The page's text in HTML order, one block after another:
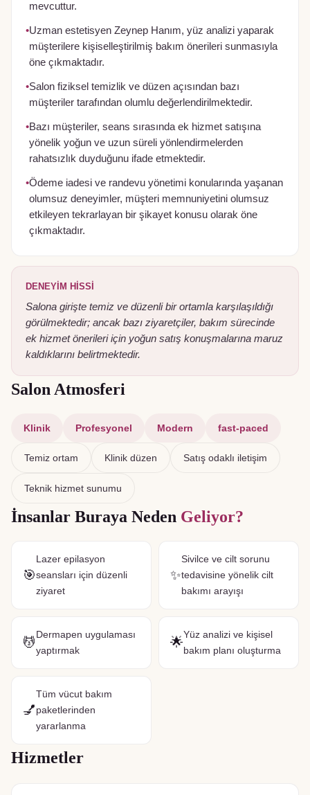
mevcuttur.
•Uzman estetisyen Zeynep Hanım, yüz analizi yaparak
müşterilere kişiselleştirilmiş bakım önerileri sunmasıyla
öne çıkmaktadır.
•Salon fiziksel temizlik ve düzen açısından bazı
müşteriler tarafından olumlu değerlendirilmektedir.
•Bazı müşteriler, seans sırasında ek hizmet satışına
yönelik yoğun ve uzun süreli yönlendirmelerden
rahatsızlık duyduğunu ifade etmektedir.
•Ödeme iadesi ve randevu yönetimi konularında yaşanan
olumsuz deneyimler, müşteri memnuniyetini olumsuz
etkileyen tekrarlayan bir şikayet konusu olarak öne
çıkmaktadır.
DENEYIM HISSI
Salona girişte temiz ve düzenli bir ortamla karşılaşıldığı
görülmektedir; ancak bazı ziyaretçiler, bakım sürecinde
ek hizmet önerileri için yoğun satış konuşmalarına maruz
kaldıklarını belirtmektedir.
Salon Atmosferi
Klinik Profesyonel Modern fast-paced
Temiz ortam Klinik düzen Satış odaklı iletişim
Teknik hizmet sunumu
İnsanlar Buraya Neden Geliyor?
🎯
Lazer epilasyon
seansları için düzenli
ziyaret
✨
Sivilce ve cilt sorunu
tedavisine yönelik cilt
bakımı arayışı
💆
Dermapen uygulaması
yaptırmak
🌟
Yüz analizi ve kişisel
bakım planı oluşturma
💅
Tüm vücut bakım
paketlerinden
yararlanma
Hizmetler